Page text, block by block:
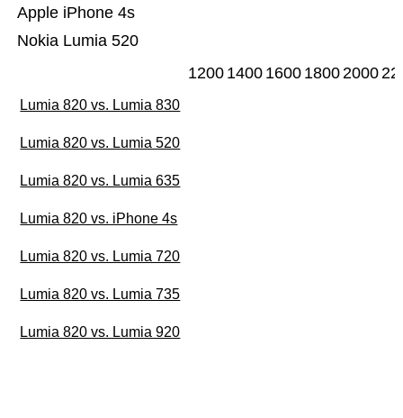
Nokia Lumia 520
Apple iPhone 4s
1200 1400 1600 18002000
Lumia 820 vs. Lumia 830
Lumia 820 vs. Lumia 520
Lumia 820 vs. Lumia 635
Lumia 820 vs. iPhone 4s
Lumia 820 vs. Lumia 720
Lumia 820 vs. Lumia 735
Lumia 820 vs. Lumia 920